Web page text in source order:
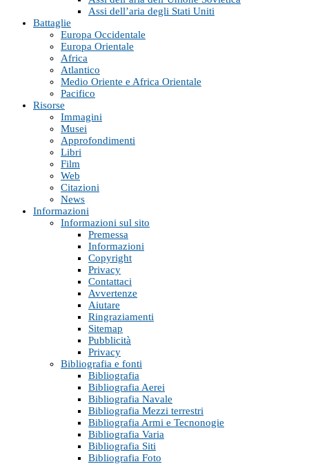
Assi dell’aria degli Stati Uniti
Battaglie
Europa Occidentale
Europa Orientale
Africa
Atlantico
Medio Oriente e Africa Orientale
Pacifico
Risorse
Immagini
Musei
Approfondimenti
Libri
Film
Web
Citazioni
News
Informazioni
Informazioni sul sito
Premessa
Informazioni
Copyright
Privacy
Contattaci
Avvertenze
Aiutare
Ringraziamenti
Sitemap
Pubblicità
Privacy
Bibliografia e fonti
Bibliografia
Bibliografia Aerei
Bibliografia Navale
Bibliografia Mezzi terrestri
Bibliografia Armi e Tecnonogie
Bibliografia Varia
Bibliografia Siti
Bibliografia Foto